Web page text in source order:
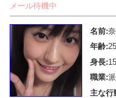
メール待機中
名前:
年齢:
身長:
職業:
主な行